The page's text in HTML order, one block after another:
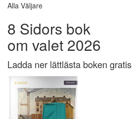
Alla Väljare
8 Sidors bok
om valet 2026
Ladda ner lättlästa boken gratis